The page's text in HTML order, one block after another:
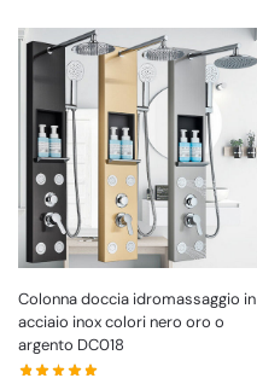
Colonna doccia idromassaggio in
acciaio inox colori nero oro o
argento DC018